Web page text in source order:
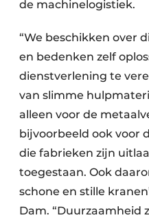
de machinelogistiek.
“We beschikken over
en bedenken zelf
dienstverlening te
van slimme
alleen voor de
bijvoorbeeld ook voor
die fabrieken zijn
toegestaan. Ook
schone en stille
Dam. “Duurzaamheid